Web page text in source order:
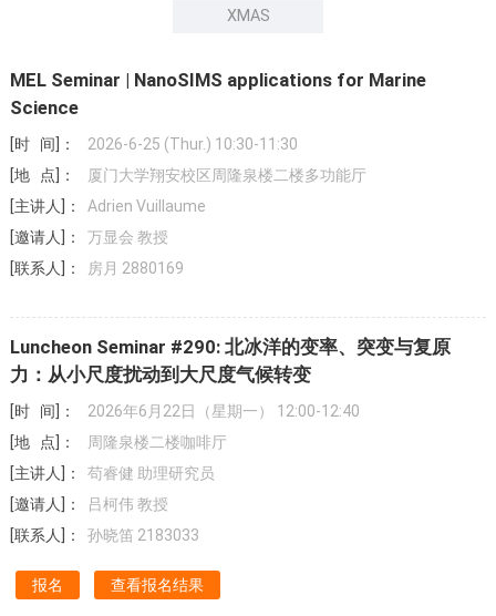
XMAS
MEL Seminar | NanoSIMS applications for Marine
Science
[时 间]：
2026-6-25 (Thur.) 10:30-11:30
[地 点]：
厦门大学翔安校区周隆泉楼二楼多功能厅
[主讲人]：
Adrien Vuillaume
[邀请人]：
万显会 教授
[联系人]：
房月 2880169
Luncheon Seminar #290: 北冰洋的变率、突变与复原
力：从小尺度扰动到大尺度气候转变
[时 间]：
2026年6月22日（星期一） 12:00-12:40
[地 点]：
周隆泉楼二楼咖啡厅
[主讲人]：
苟睿健 助理研究员
[邀请人]：
吕柯伟 教授
[联系人]：
孙晓笛 2183033
报名 查看报名结果